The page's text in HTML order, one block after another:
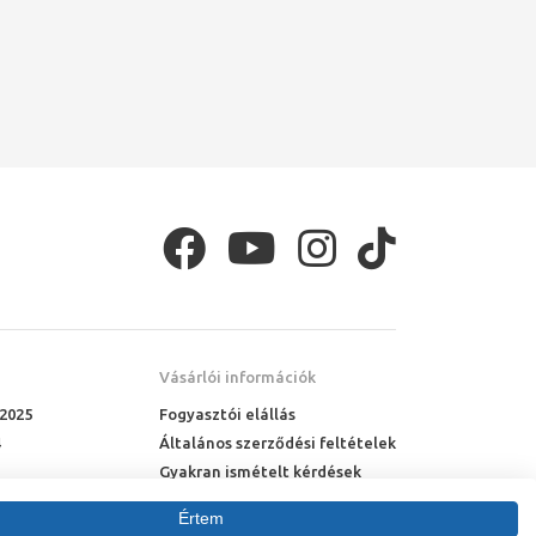
Vásárlói információk
Fogyasztói elállás
Általános szerződési feltételek
Gyakran ismételt kérdések
Online rendelés menete
Fizetési feltételek
Értem